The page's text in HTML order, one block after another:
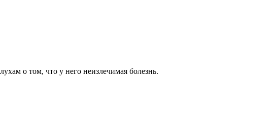
о том, что у него неизлечимая болезнь.